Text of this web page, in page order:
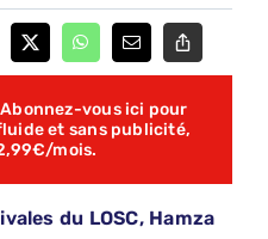
vous ici pour
et sans publicité,
mois.
du LOSC, Hamza